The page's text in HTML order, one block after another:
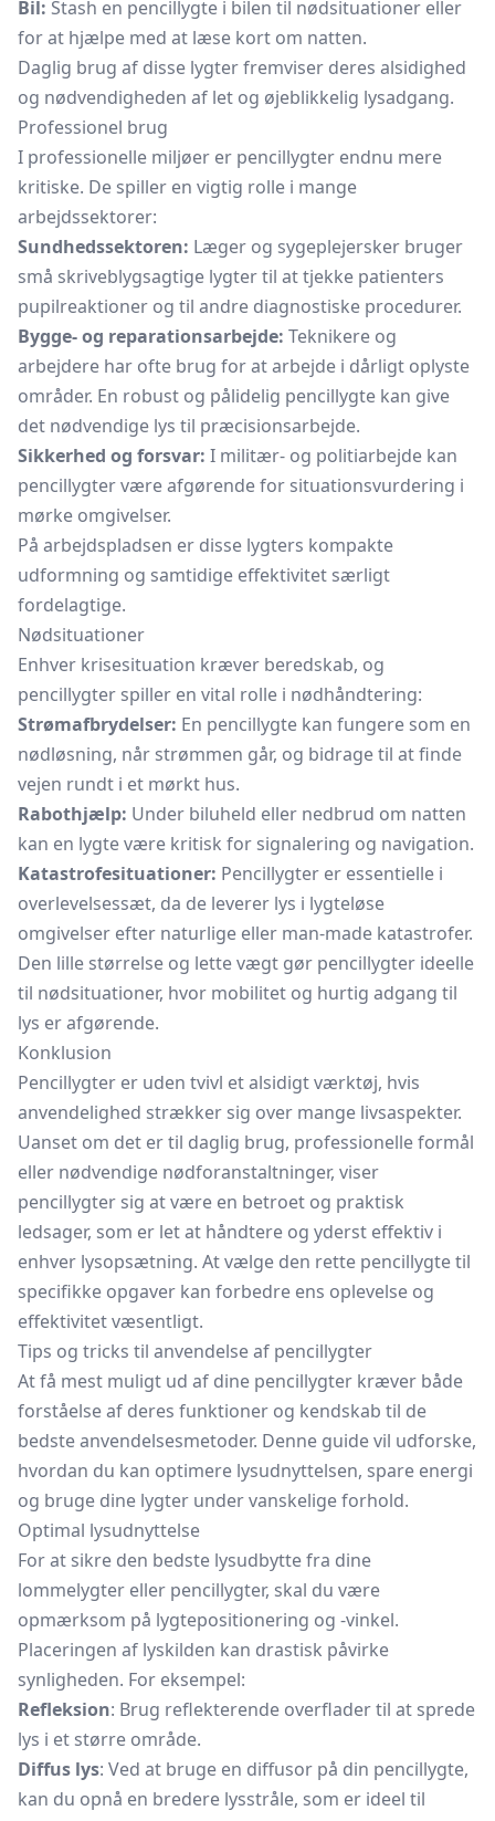
Bil: Stash en pencillygte i bilen til nødsituationer eller
for at hjælpe med at læse kort om natten.
Daglig brug af disse lygter fremviser deres alsidighed
og nødvendigheden af let og øjeblikkelig lysadgang.
Professionel brug
I professionelle miljøer er pencillygter endnu mere
kritiske. De spiller en vigtig rolle i mange
arbejdssektorer:
Sundhedssektoren: Læger og sygeplejersker bruger
små skriveblygsagtige lygter til at tjekke patienters
pupilreaktioner og til andre diagnostiske procedurer.
Bygge- og reparationsarbejde: Teknikere og
arbejdere har ofte brug for at arbejde i dårligt oplyste
områder. En robust og pålidelig pencillygte kan give
det nødvendige lys til præcisionsarbejde.
Sikkerhed og forsvar: I militær- og politiarbejde kan
pencillygter være afgørende for situationsvurdering i
mørke omgivelser.
På arbejdspladsen er disse lygters kompakte
udformning og samtidige effektivitet særligt
fordelagtige.
Nødsituationer
Enhver krisesituation kræver beredskab, og
pencillygter spiller en vital rolle i nødhåndtering:
Strømafbrydelser: En pencillygte kan fungere som en
nødløsning, når strømmen går, og bidrage til at finde
vejen rundt i et mørkt hus.
Rabothjælp: Under biluheld eller nedbrud om natten
kan en lygte være kritisk for signalering og navigation.
Katastrofesituationer: Pencillygter er essentielle i
overlevelsessæt, da de leverer lys i lygteløse
omgivelser efter naturlige eller man-made katastrofer.
Den lille størrelse og lette vægt gør pencillygter ideelle
til nødsituationer, hvor mobilitet og hurtig adgang til
lys er afgørende.
Konklusion
Pencillygter er uden tvivl et alsidigt værktøj, hvis
anvendelighed strækker sig over mange livsaspekter.
Uanset om det er til daglig brug, professionelle formål
eller nødvendige nødforanstaltninger, viser
pencillygter sig at være en betroet og praktisk
ledsager, som er let at håndtere og yderst effektiv i
enhver lysopsætning. At vælge den rette pencillygte til
specifikke opgaver kan forbedre ens oplevelse og
effektivitet væsentligt.
Tips og tricks til anvendelse af pencillygter
At få mest muligt ud af dine pencillygter kræver både
forståelse af deres funktioner og kendskab til de
bedste anvendelsesmetoder. Denne guide vil udforske,
hvordan du kan optimere lysudnyttelsen, spare energi
og bruge dine lygter under vanskelige forhold.
Optimal lysudnyttelse
For at sikre den bedste lysudbytte fra dine
lommelygter eller pencillygter, skal du være
opmærksom på lygtepositionering og -vinkel.
Placeringen af lyskilden kan drastisk påvirke
synligheden. For eksempel:
Refleksion: Brug reflekterende overflader til at sprede
lys i et større område.
Diffus lys: Ved at bruge en diffusor på din pencillygte,
kan du opnå en bredere lysstråle, som er ideel til